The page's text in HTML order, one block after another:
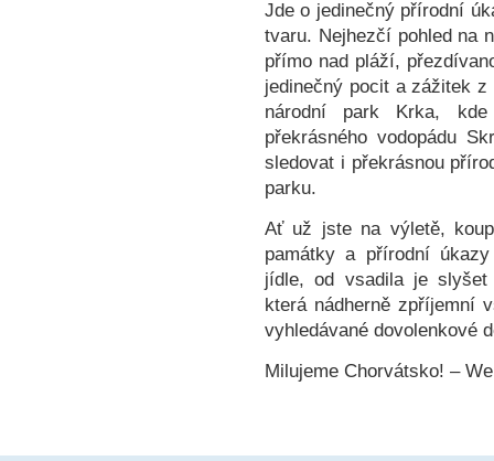
Jde o jedinečný přírodní
tvaru. Nejhezčí pohled na
přímo nad pláží,
jedinečný pocit a zážitek
národní park Krka,
překrásného vodopádu
sledovat i překrásnou
parku.
Ať už jste na výletě,
památky a přírodní
jídle, od vsadila je slyšet
která nádherně zpříjemní
vyhledávané dovolenkové
Milujeme Chorvátsko! –